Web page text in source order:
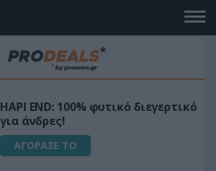
Μεταμόρφωσε τον κήπο σου με το
Ultra Box Μίνι Αλυσοπρίονο με
μπαταρία λιθίου
ΑΓΟΡΑΣΕ ΤΟ